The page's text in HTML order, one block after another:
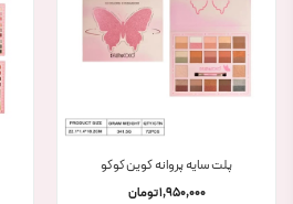
پلت سایه پروانه کوین کوکو
1,950,000تومان